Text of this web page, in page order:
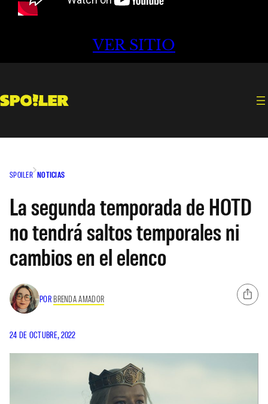
VER SITIO
SPOILER NOTICIAS
La segunda temporada de HOTD
no tendrá saltos temporales ni
cambios en el elenco
POR BRENDA AMADOR
24 DE OCTUBRE, 2022